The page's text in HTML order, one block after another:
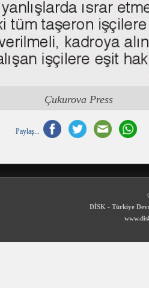
Çukurova Press
Paylaş...
DİSK - Türkiye